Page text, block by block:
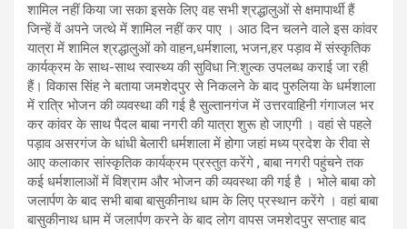
शामिल नहीं किया जा सका इसके लिए वह सभी श्रद्धालुओं से क्षमापार्थी हैं
जिन्हें वें अपने जत्थे में शामिल नहीं कर पाए । आठ दिन चलने वाले इस कांवर
यात्रा में शामिल श्रद्धालुओं को वाहन,धर्मशाला, भजन,हर पड़ाव में संस्कृतिक
कार्यक्रम के साथ-साथ स्वास्थ्य की सुविधा नि:शुल्क उपलब्ध कराई जा रही
हैं। विकास सिंह ने बताया जमशेदपुर से निकलने के बाद पुरुलिया के धर्मशाला
में रात्रि भोजन की व्यवस्था की गई है सुल्तानगंज में उत्तरवाहिनी गंगाजल भर
कर कांवर के साथ पैदल बाबा नगरी की यात्रा शुरू हो जाएगी । वहां से पहले
पड़ाव असरगंज के धांधी बेलारी धर्मशाला में होगा जहां मध्य प्रदेश के रीवा से
आए कलाकार सांस्कृतिक कार्यक्रम प्रस्तुत करेंगे , बाबा नगरी पहुंचने तक
कई धर्मशालाओं में विश्राम और भोजन की व्यवस्था की गई है । भोले बाबा को
जलार्पण के बाद सभी बाबा बासुकीनाथ धाम के लिए प्रस्थान करेंगे । वहां बाबा
बासुकीनाथ धाम में जलार्पण करने के बाद लोग वापस जमशेदपुर सप्ताह बाद